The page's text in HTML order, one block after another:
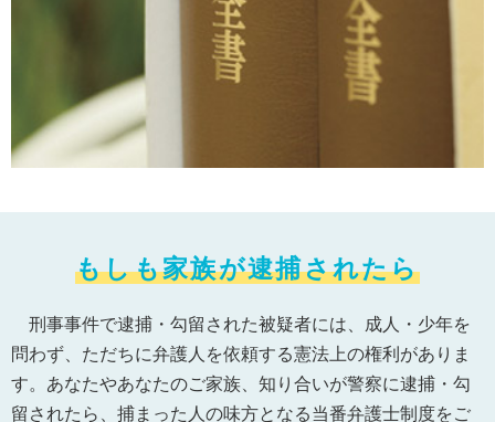
もしも家族が逮捕されたら
刑事事件で逮捕・勾留された被疑者には、成人・少年を
問わず、ただちに弁護人を依頼する憲法上の権利がありま
す。あなたやあなたのご家族、知り合いが警察に逮捕・勾
留されたら、捕まった人の味方となる当番弁護士制度をご